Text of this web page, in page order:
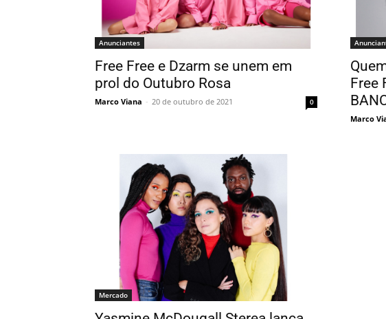
Anunciantes
Free Free e Dzarm se unem em
prol do Outubro Rosa
Marco Viana - 20 de outubro de 2021 0
Free
Marco
Mercado